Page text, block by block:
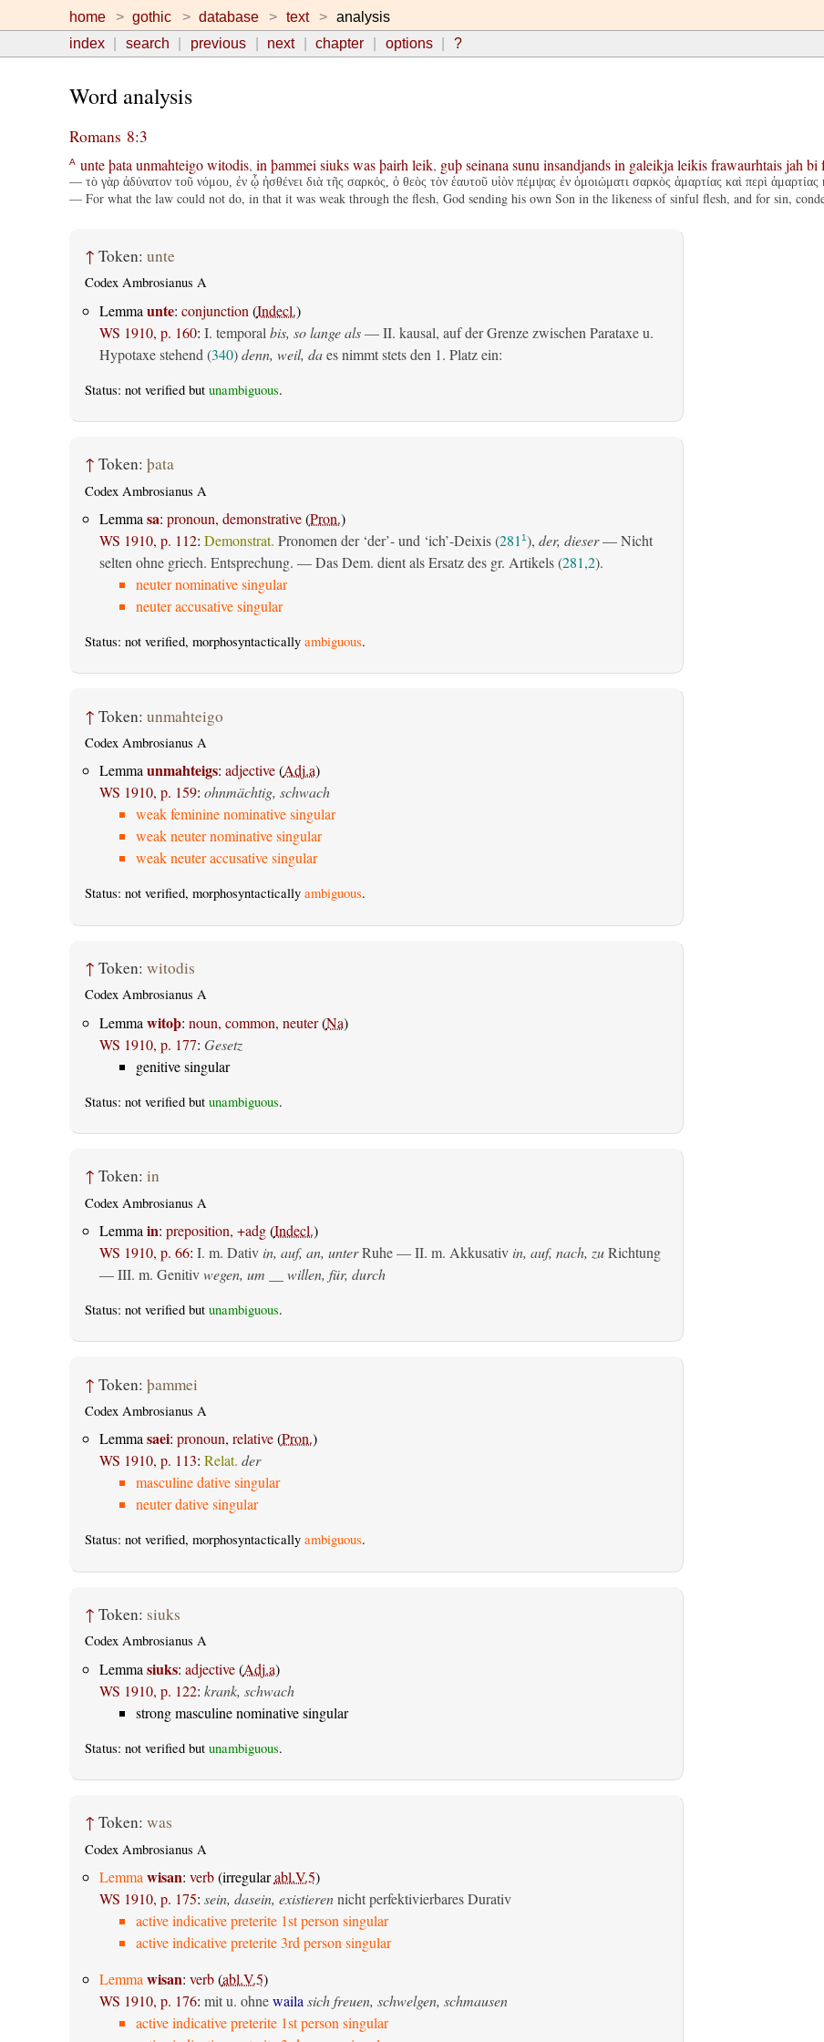
home gothic database text
analysis
index
search previous next chapter options ?
Word analysis
Romans 8:3
A unte þata unmahteigo witodis, in þammei siuks was þairh leik, guþ seinana sunu insandjands in galeikja leikis frawaurhtais jah bi
— τὸ γὰρ ἀδύνατον τοῦ νόμου, ἐν ᾧ ἠσθένει διὰ τῆς σαρκός, ὁ θεὸς τὸν ἑαυτοῦ υἱὸν πέμψας ἐν ὁμοιώματι σαρκὸς ἁμαρτίας καὶ περὶ ἁμαρτίας
— For what the law could not do, in that it was weak through the flesh, God sending his own Son in the likeness of sinful flesh, and for sin,
↑ Token: unte
Codex Ambrosianus A
Lemma unte: conjunction (Indecl.)
WS 1910, p. 160: I. temporal bis, so lange als— II. kausal, auf der Grenze zwischen Parataxe u.
Hypotaxe stehend (340)denn, weil, daes nimmt stets den 1. Platz ein:
Status: not verified but unambiguous.
↑ Token: þata
Codex Ambrosianus A
Lemma sa: pronoun, demonstrative(Pron.)
WS 1910, p. 112: Demonstrat. Pronomen der ‘der’- und ‘ich’-Deixis (281 1), der, dieser— Nicht
selten ohne griech. Entsprechung. — Das Dem. dient als Ersatz des gr. Artikels (281,2).
neuter nominative singular
neuter accusative singular
Status: not verified, morphosyntactically ambiguous.
↑ Token: unmahteigo
Codex Ambrosianus A
Lemmaunmahteigs: adjective(Adj.a)
WS 1910, p. 159: ohnmächtig, schwach
weak feminine nominative singular
weak neuter nominative singular
weak neuter accusative singular
Status: not verified, morphosyntactically ambiguous.
↑ Token: witodis
Codex Ambrosianus A
Lemma witoþ: noun, common, neuter(Na)
WS 1910, p. 177: Gesetz
genitive singular
Status: not verified but unambiguous.
↑ Token: in
Codex Ambrosianus A
Lemma in: preposition, +adg(Indecl.)
WS 1910, p. 66: I. m. Dativ in, auf, an, unterRuhe — II. m. Akkusativ in, auf, nach, zuRichtung
— III. m. Genitiv wegen, um __ willen, für, durch
Status: not verified but unambiguous.
↑ Token: þammei
Codex Ambrosianus A
Lemmasaei: pronoun, relative(Pron.)
WS 1910, p. 113: Relat. der
masculine dative singular
neuter dative singular
Status: not verified, morphosyntactically ambiguous.
↑ Token: siuks
Codex Ambrosianus A
Lemma siuks: adjective(Adj.a)
WS 1910, p. 122: krank, schwach
strong masculine nominative singular
Status: not verified but unambiguous.
↑ Token: was
Codex Ambrosianus A
Lemma wisan: verb(irregularabl.V.5)
WS 1910, p. 175: sein, dasein, existierennicht perfektivierbares Durativ
active indicative preterite 1st person singular
active indicative preterite 3rd person singular
Lemma wisan: verb(abl.V.5)
WS 1910, p. 176: mit u. ohnewaila sich freuen, schwelgen, schmausen
active indicative preterite 1st person singular